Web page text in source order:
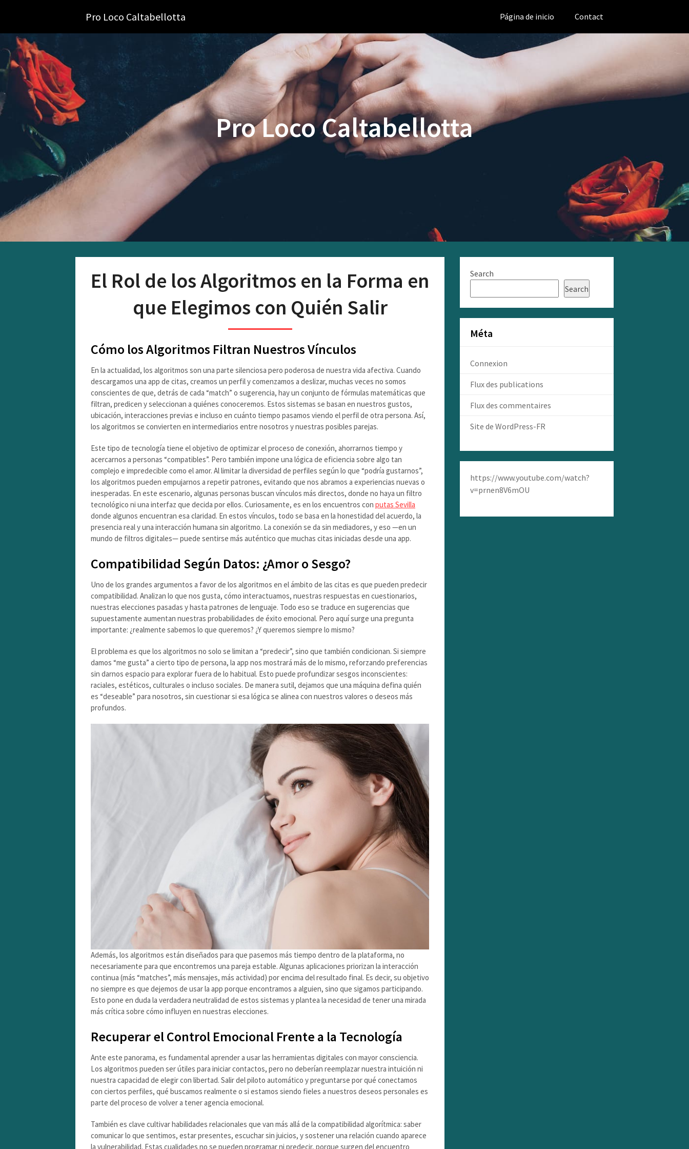
Pro Loco Caltabellotta Página de inicio Contact
Pro Loco Caltabellotta
El Rol de los Algoritmos en la Forma en
que Elegimos con Quién Salir
Cómo los Algoritmos Filtran Nuestros Vínculos
En la actualidad, los algoritmos son una parte silenciosa pero poderosa de nuestra vida afectiva. Cuando
descargamos una app de citas, creamos un perfil y comenzamos a deslizar, muchas veces no somos
conscientes de que, detrás de cada “match” o sugerencia, hay un conjunto de fórmulas matemáticas que
filtran, predicen y seleccionan a quiénes conoceremos. Estos sistemas se basan en nuestros gustos,
ubicación, interacciones previas e incluso en cuánto tiempo pasamos viendo el perfil de otra persona. Así,
los algoritmos se convierten en intermediarios entre nosotros y nuestras posibles parejas.
Este tipo de tecnología tiene el objetivo de optimizar el proceso de conexión, ahorrarnos tiempo y
acercarnos a personas “compatibles”. Pero también impone una lógica de eficiencia sobre algo tan
complejo e impredecible como el amor. Al limitar la diversidad de perfiles según lo que “podría gustarnos”,
los algoritmos pueden empujarnos a repetir patrones, evitando que nos abramos a experiencias nuevas o
inesperadas. En este escenario, algunas personas buscan vínculos más directos, donde no haya un filtro
tecnológico ni una interfaz que decida por ellos. Curiosamente, es en los encuentros con putas Sevilla
donde algunos encuentran esa claridad. En estos vínculos, todo se basa en la honestidad del acuerdo, la
presencia real y una interacción humana sin algoritmo. La conexión se da sin mediadores, y eso —en un
mundo de filtros digitales— puede sentirse más auténtico que muchas citas iniciadas desde una app.
Compatibilidad Según Datos: ¿Amor o Sesgo?
Uno de los grandes argumentos a favor de los algoritmos en el ámbito de las citas es que pueden predecir
compatibilidad. Analizan lo que nos gusta, cómo interactuamos, nuestras respuestas en cuestionarios,
nuestras elecciones pasadas y hasta patrones de lenguaje. Todo eso se traduce en sugerencias que
supuestamente aumentan nuestras probabilidades de éxito emocional. Pero aquí surge una pregunta
importante: ¿realmente sabemos lo que queremos? ¿Y queremos siempre lo mismo?
El problema es que los algoritmos no solo se limitan a “predecir”, sino que también condicionan. Si siempre
damos “me gusta” a cierto tipo de persona, la app nos mostrará más de lo mismo, reforzando preferencias
sin darnos espacio para explorar fuera de lo habitual. Esto puede profundizar sesgos inconscientes:
raciales, estéticos, culturales o incluso sociales. De manera sutil, dejamos que una máquina defina quién
es “deseable” para nosotros, sin cuestionar si esa lógica se alinea con nuestros valores o deseos más
profundos.
Además, los algoritmos están diseñados para que pasemos más tiempo dentro de la plataforma, no
necesariamente para que encontremos una pareja estable. Algunas aplicaciones priorizan la interacción
continua (más “matches”, más mensajes, más actividad) por encima del resultado final. Es decir, su objetivo
no siempre es que dejemos de usar la app porque encontramos a alguien, sino que sigamos participando.
Esto pone en duda la verdadera neutralidad de estos sistemas y plantea la necesidad de tener una mirada
más crítica sobre cómo influyen en nuestras elecciones.
Recuperar el Control Emocional Frente a la Tecnología
Ante este panorama, es fundamental aprender a usar las herramientas digitales con mayor consciencia.
Los algoritmos pueden ser útiles para iniciar contactos, pero no deberían reemplazar nuestra intuición ni
nuestra capacidad de elegir con libertad. Salir del piloto automático y preguntarse por qué conectamos
con ciertos perfiles, qué buscamos realmente o si estamos siendo fieles a nuestros deseos personales es
parte del proceso de volver a tener agencia emocional.
También es clave cultivar habilidades relacionales que van más allá de la compatibilidad algorítmica: saber
comunicar lo que sentimos, estar presentes, escuchar sin juicios, y sostener una relación cuando aparece
la vulnerabilidad. Estas cualidades no se pueden programar ni predecir, porque surgen del encuentro
Search
Search
Méta
Connexion
Flux des publications
Flux des commentaires
Site de WordPress-FR
https://www.youtube.com/watch?
v=prnen8V6mOU